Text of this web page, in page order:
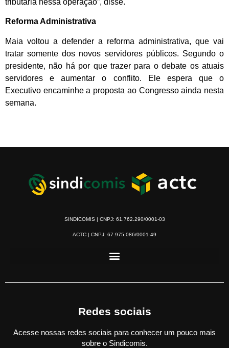
Reforma Administrativa
Maia voltou a defender a reforma administrativa, que vai
tratar somente dos novos servidores públicos. Segundo o
presidente, não há por que trazer para o debate os atuais
servidores e aumentar o conflito. Ele espera que o
Executivo encaminhe a proposta ao Congresso ainda nesta
semana.
SINDICOMIS | CNPJ: 61.762.290/0001-03
ACTC | CNPJ: 67.975.086/0001-49
Redes sociais
Acesse nossas redes sociais para conhecer um pouco mais
sobre o Sindicomis.